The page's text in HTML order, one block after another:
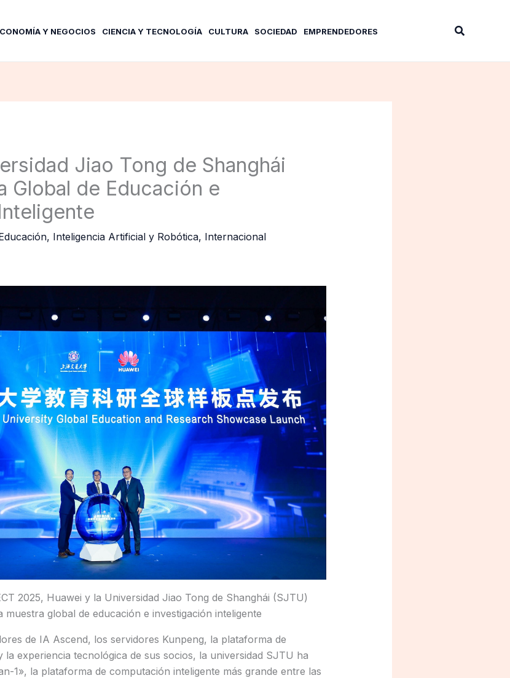
Y NEGOCIOS CIENCIA Y TECNOLOGÍA CULTURA SOCIEDAD EMPRENDEDORES Buscar
Jiao Tong de Shanghái
Global de Educación e
, Inteligencia Artificial y Robótica, Internacional
2025, Huawei y la Universidad Jiao Tong de Shanghái (SJTU)
global de educación e investigación inteligente
de IA Ascend, los servidores Kunpeng, la plataforma de
experiencia tecnológica de sus socios, la universidad SJTU ha
1», la plataforma de computación inteligente más grande entre las